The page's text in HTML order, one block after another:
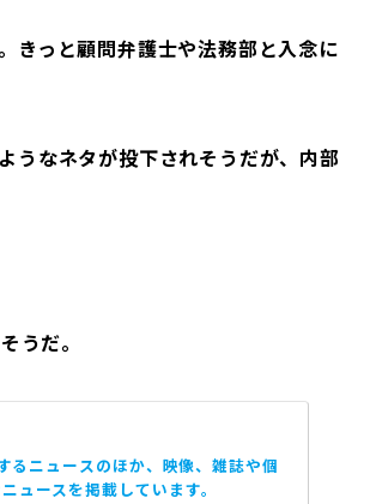
きっと顧問弁護士や法務部と入念に
うなネタが投下されそうだが、内部
うだ。
ニュースのほか、映像、雑誌や個
ュースを掲載しています。